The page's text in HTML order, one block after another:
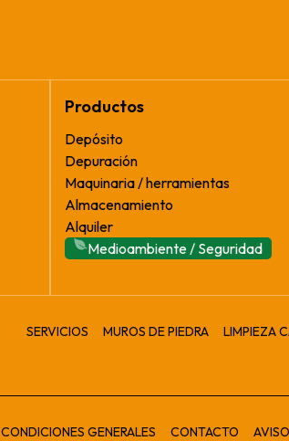
Productos
Depósito
Depuración
Maquinaria / herramientas
Almacenamiento
Alquiler
Medioambiente / Seguridad
SERVICIOS MUROS DE PIEDRA LIMPIEZA
CONDICIONES GENERALES CONTACTO